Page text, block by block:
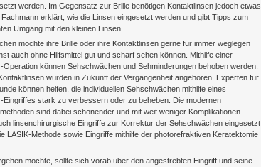
werden. Im Gegensatz zur Brille benötigen Kontaktlinsen jedoch etwas
Fachmann erklärt, wie die Linsen eingesetzt werden und gibt Tipps zum
Umgang mit den kleinen Linsen.
möchte ihre Brille oder ihre Kontaktlinsen gerne für immer weglegen
auch ohne Hilfsmittel gut und scharf sehen können. Mithilfe einer
Operation können Sehschwächen und Sehminderungen behoben werden.
würden in Zukunft der Vergangenheit angehören. Experten für
können helfen, die individuellen Sehschwächen mithilfe eines
Eingriffes stark zu verbessern oder zu beheben. Die modernen
sind dabei schonender und mit weit weniger Komplikationen
linsenchirurgische Eingriffe zur Korrektur der Sehschwächen eingesetzt.
LASIK-Methode sowie Eingriffe mithilfe der photorefraktiven Keratektomie
möchte, sollte sich vorab über den angestrebten Eingriff und seine